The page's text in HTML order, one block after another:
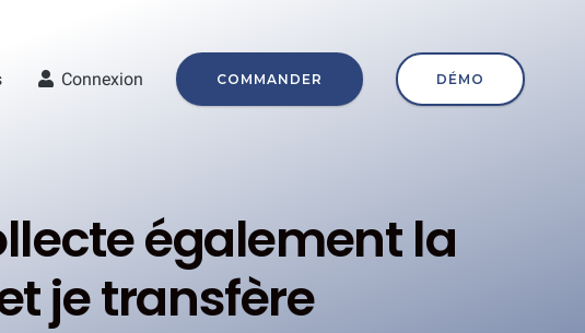
Connexion COMMANDER DÉMO
également la
je transfère